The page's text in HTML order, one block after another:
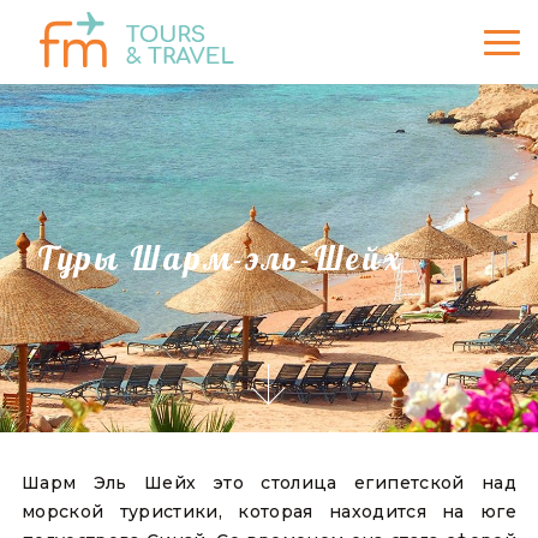
Туры Шарм-эль-Шейх
Шарм Эль Шейх это столица египетской над
морской туристики, которая находится на юге